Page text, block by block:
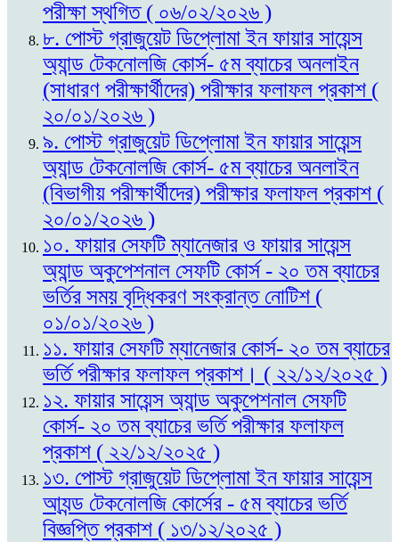
পরীক্ষা স্থগিত ( ০৬/০২/২০২৬ )
৮. পোস্ট গ্রাজুয়েট ডিপ্লোমা ইন ফায়ার সায়েন্স
অ্যান্ড টেকনোলজি কোর্স- ৫ম ব্যাচের অনলাইন
(সাধারণ পরীক্ষার্থীদের) পরীক্ষার ফলাফল প্রকাশ (
২০/০১/২০২৬ )
৯. পোস্ট গ্রাজুয়েট ডিপ্লোমা ইন ফায়ার সায়েন্স
অ্যান্ড টেকনোলজি কোর্স- ৫ম ব্যাচের অনলাইন
(বিভাগীয় পরীক্ষার্থীদের) পরীক্ষার ফলাফল প্রকাশ (
২০/০১/২০২৬ )
১০. ফায়ার সেফটি ম্যানেজার ও ফায়ার সায়েন্স
অ্যান্ড অকুপেশনাল সেফটি কোর্স - ২০ তম ব্যাচের
ভর্তির সময় বৃদ্ধিকরণ সংক্রান্ত নোটিশ (
০১/০১/২০২৬ )
১১. ফায়ার সেফটি ম্যানেজার কোর্স- ২০ তম ব্যাচের
ভর্তি পরীক্ষার ফলাফল প্রকাশ। ( ২২/১২/২০২৫ )
১২. ফায়ার সায়েন্স অ্যান্ড অকুপেশনাল সেফটি
কোর্স- ২০ তম ব্যাচের ভর্তি পরীক্ষার ফলাফল
প্রকাশ ( ২২/১২/২০২৫ )
১৩. পোস্ট গ্রাজুয়েট ডিপ্লোমা ইন ফায়ার সায়েন্স
আ্যন্ড টেকনোলজি কোর্সের - ৫ম ব্যাচের ভর্তি
বিজ্ঞপ্তি প্রকাশ ( ১৩/১২/২০২৫ )